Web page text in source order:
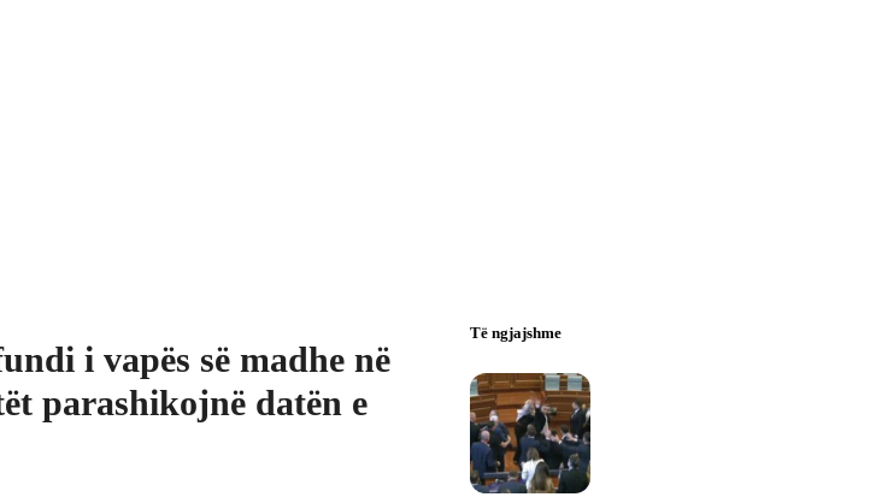
i vapës së madhe në
parashikojnë datën e
Të ngjajshme